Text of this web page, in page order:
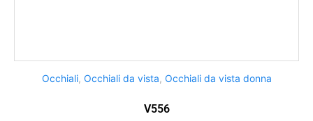
Occhiali, Occhiali da vista, Occhiali da vista donna
V556